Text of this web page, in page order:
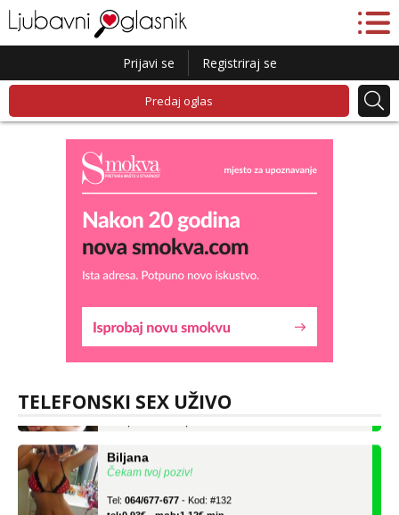
Prijavi se Registriraj se
Predaj oglas
TELEFONSKI SEX UŽIVO
Tel:064/677-677 - Kod: #69
tel:0,93€ - mob:1,12€ min
Čekam tvoj poziv!
tel:0,93€ - mob:1,12€ min